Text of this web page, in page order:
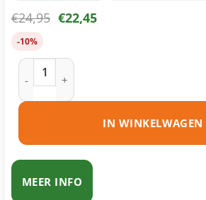
€24,95 €22,45
-10%
Canon 713 toner zwart huismerk aantal
IN WINKELWAGEN
MEER INFO